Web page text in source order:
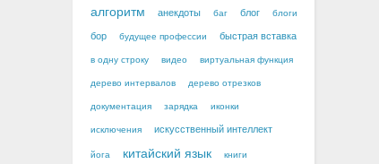
алгоритм анекдоты баг блог блоги
бор будущее профессии быстрая вставка
в одну строку видео
виртуальная функция
дерево интервалов
дерево отрезков
документация
зарядка
иконки
исключения
искусственный интеллект
йога китайский язык книги